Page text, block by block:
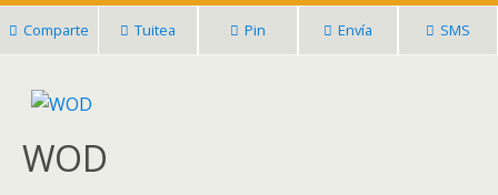
Comparte Tuitea Pin Envía SMS
WOD